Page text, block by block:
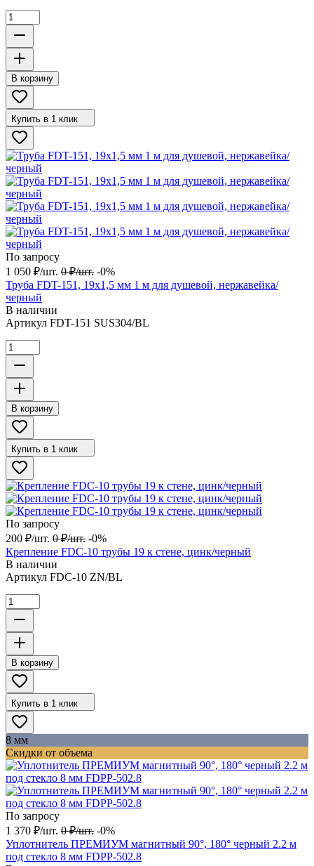
В корзину
Купить в 1 клик
По запросу
1 050 ₽/шт. 0 ₽/шт. -0%
Труба FDT-151, 19х1,5 мм 1 м для душевой, нержавейка/
черный
В наличии
Артикул FDT-151 SUS304/BL
В корзину
Купить в 1 клик
По запросу
200 ₽/шт. 0 ₽/шт. -0%
Крепление FDC-10 трубы 19 к стене, цинк/черный
В наличии
Артикул FDC-10 ZN/BL
В корзину
Купить в 1 клик
8 мм
Скидки от объема
По запросу
1 370 ₽/шт. 0 ₽/шт. -0%
Уплотнитель ПРЕМИУМ магнитный 90°, 180° черный 2.2 м
под стекло 8 мм FDPP-502.8